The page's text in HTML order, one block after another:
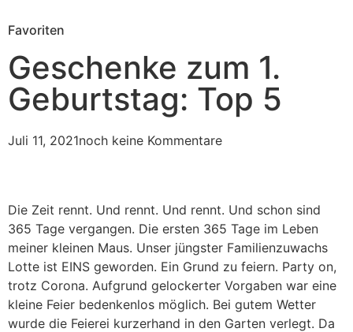
Favoriten
Geschenke zum 1.
Geburtstag: Top 5
Juli 11, 2021noch keine Kommentare
Die Zeit rennt. Und rennt. Und rennt. Und schon sind
365 Tage vergangen. Die ersten 365 Tage im Leben
meiner kleinen Maus. Unser jüngster Familienzuwachs
Lotte ist EINS geworden. Ein Grund zu feiern. Party on,
trotz Corona. Aufgrund gelockerter Vorgaben war eine
kleine Feier bedenkenlos möglich. Bei gutem Wetter
wurde die Feierei kurzerhand in den Garten verlegt. Da